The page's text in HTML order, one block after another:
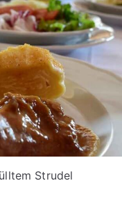
Strudel